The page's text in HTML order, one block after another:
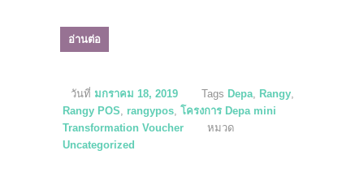
อ่านต่อ
วันที่ มกราคม 18, 2019 Tags Depa Rangy
Rangy POS
rangypos โครงการ Depa mini
Transformation Voucher
หมวด
Uncategorized